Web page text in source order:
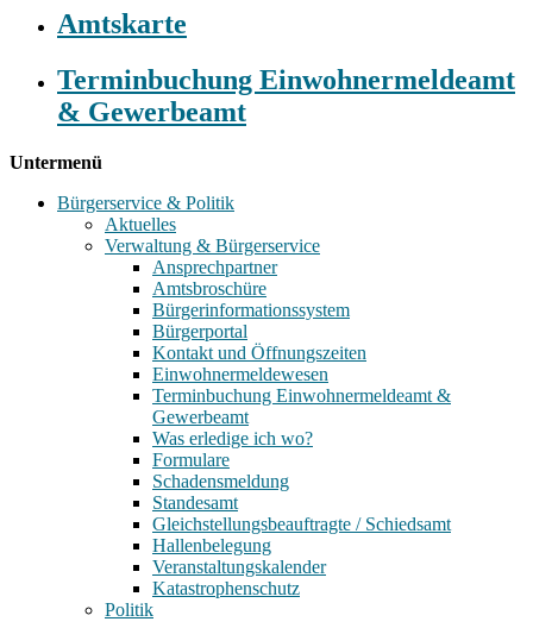
Amtskarte
Terminbuchung Einwohnermeldeamt
& Gewerbeamt
Untermenü
Bürgerservice & Politik
Aktuelles
Verwaltung & Bürgerservice
Ansprechpartner
Amtsbroschüre
Bürgerinformationssystem
Bürgerportal
Kontakt und Öffnungszeiten
Einwohnermeldewesen
Terminbuchung Einwohnermeldeamt &
Gewerbeamt
Was erledige ich wo?
Formulare
Schadensmeldung
Standesamt
Gleichstellungsbeauftragte / Schiedsamt
Hallenbelegung
Veranstaltungskalender
Katastrophenschutz
Politik